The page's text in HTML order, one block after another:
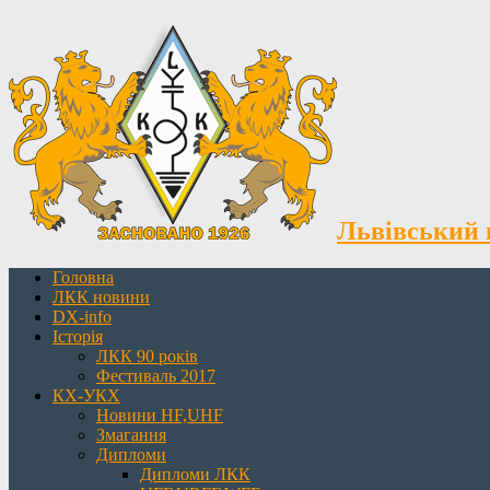
Львівський
Головна
ЛКК новини
DX-info
Історія
ЛКК 90 років
Фестиваль 2017
КХ-УКХ
Новини HF,UHF
Змагання
Дипломи
Дипломи ЛКК